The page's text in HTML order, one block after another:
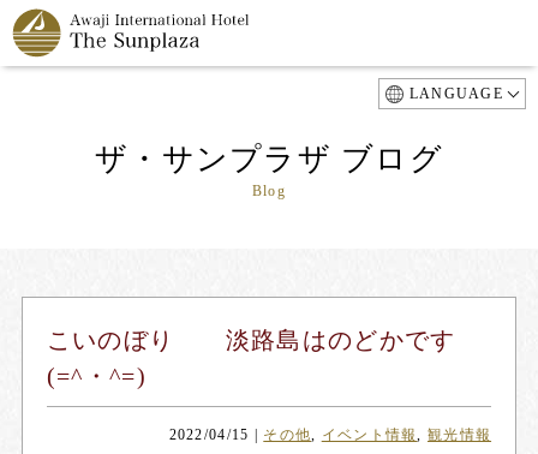
LANGUAGE
ザ・サンプラザ ブログ
Blog
こいのぼり 淡路島はのどかです
(=^・^=)
2022/04/15 その他, イベント情報, 観光情報